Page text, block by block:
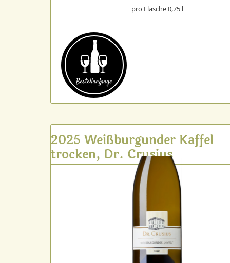
pro Flasche 0,75 l
Bestell­anfrage
2025 Weißburgunder Kaffel
trocken, Dr. Crusius